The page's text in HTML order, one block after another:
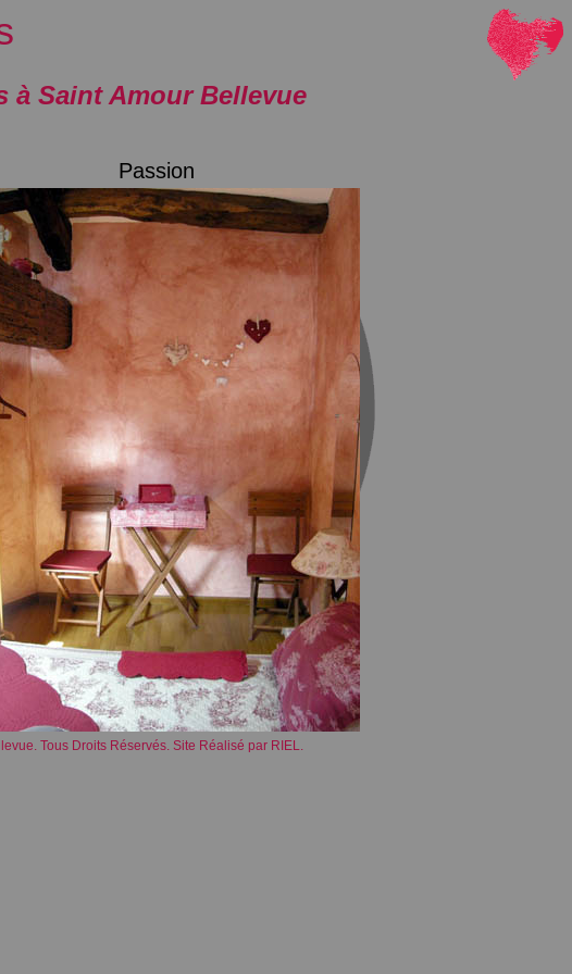
à Saint Amour Bellevue
Passion
Tous Droits Réservés. Site Réalisé par RIEL.